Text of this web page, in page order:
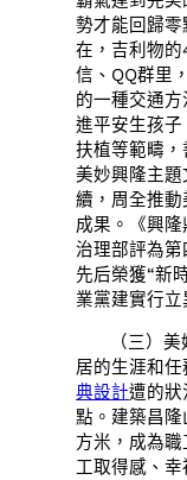
勢才能回歸
在，吉利物
信、QQ群里
的一種交通
進平安生孩
扶植等範疇
美妙興隆主
續，周全推
成果。《興
治理部評為
先后榮獲“新
業黨建實行立
（三）
居的生涯和
典設計遭的狀
點。建築昌
方米，成為
工取得感、